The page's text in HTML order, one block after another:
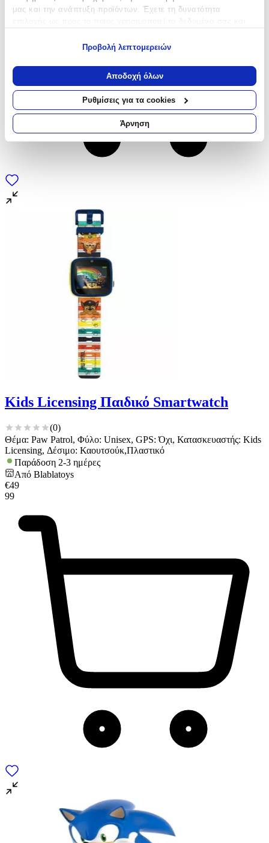
μας και την ανάπτυξη προϊόντων. Έχετε τη δυνατότητα
Να συλλέξουμε πληροφορίες σχετικά με τη γεωγραφική
σας τοποθεσία, οι οποίες μπορεί να είναι ακριβείς σε
απόσταση μερικών μέτρων
Να αναγνωρίσουμε τη συσκευή σας σαρώνοντας ενεργά
για συγκεκριμένα χαρακτηριστικά (δακτυλικό αποτύπωμα)
Μάθετε περισσότερα σχετικά με τον τρόπο επεξεργασίας των
προσωπικών σας δεδομένων και καθορίστε τις προτιμήσεις σας
ενότητα “Λεπτομέρειες”
. Μπορείτε να αλλάξετε ή να
Δήλωση Cookies.
σωστά, να εξατομικεύουμε περιεχόμενο και διαφημίσεις, να
παρέχουμε λειτουργίες μέσων κοινωνικής δικτύωσης και να
αναλύουμε την κυκλοφορία μας. Εμείς και οι 1022 συνεργάτες
μας επεξεργαζόμαστε προσωπικά σας δεδομένα, π.χ. τη
διεύθυνση IP σας, χρησιμοποιώντας τεχνολογία όπως cookies
για να αποθηκεύουμε και να έχουμε πρόσβαση σε πληροφορίες
στη συσκευή σας, με σκοπό την προβολή εξατομικευμένων
διαφημίσεων και περιεχομένου, τις μετρήσεις σχετικά με
διαφημίσεις και περιεχόμενο, την καλύτερη εικόνα του κοινού
μας και την ανάπτυξη προϊόντων. Επίσης, κοινοποιούμε
πληροφορίες σχετικά με την από μέρους σας χρήση της
τοποθεσίας μας στους συνεργάτες μέσων κοινωνικής
δικτύωσης, διαφημίσεων και ανάλυσης.
Προβολή λεπτομερειών
Αποδοχή όλων
Ρυθμίσεις για τα cookies
Άρνηση
Kids Licensing Παιδικό Smartwatch
(0)
Θέμα: Paw Patrol, Φύλο: Unisex, GPS: Όχι, Κατασκευαστής: Kids
Licensing, Δέσιμο: Καουτσούκ,Πλαστικό
Παράδοση 2-3 ημέρες
Από Blablatoys
€49
99